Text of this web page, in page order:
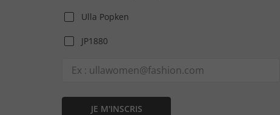
Ulla Popken
JP1880
JE M'INSCRIS